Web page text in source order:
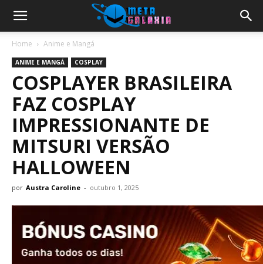
Home Anime e Mangá
ANIME E MANGÁ COSPLAY
COSPLAYER BRASILEIRA
FAZ COSPLAY
IMPRESSIONANTE DE
MITSURI VERSÃO
HALLOWEEN
por Austra Caroline - outubro 1, 2025